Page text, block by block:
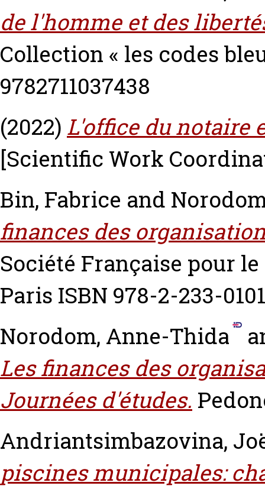
de l'homme et des
Collection « les codes
9782711037438
(2022) L'office du notaire
[Scientific Work
Bin, Fabrice and
finances des
Société Française pour
Paris ISBN 978-2-233-
Norodom, Anne-Thida
Les finances des
Journées d'études.
Andriantsimbazovina,
piscines municipales: